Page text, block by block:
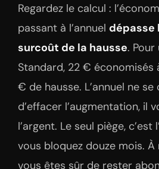
Regardez le calcul :
passant à l’annuel dépasse
surcoût de la hausse.
Standard, 22 € économisés
€ de hausse. L’annuel ne
d’effacer l’augmentation, il
l’argent. Le seul piège, c’est
vous bloquez douze mois. À
vous êtes sûr de rester